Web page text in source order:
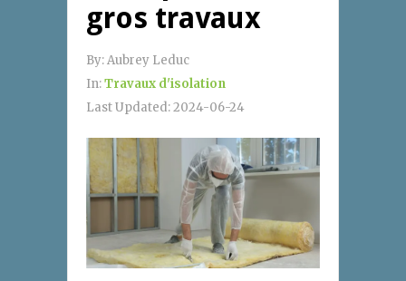
gros travaux
By:Aubrey Leduc
In:Travaux d'isolation
Last Updated:2024-06-24